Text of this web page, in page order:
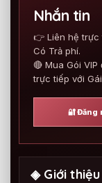
Nhắn tin
👉 Liên hệ trực
Có Trả phí.
🔴 Mua Gói
trực tiếp với
🔐 Đăng
◈ Giới thiệu